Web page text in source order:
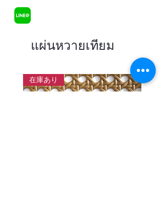
แผ่นหวายเทียม
在庫あり